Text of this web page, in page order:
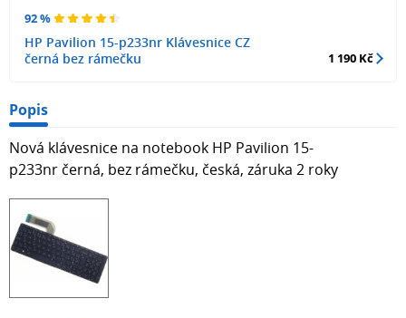
92 %
HP Pavilion 15-p233nr Klávesnice CZ
černá bez rámečku
1 190 Kč
Popis
Nová klávesnice na notebook HP Pavilion 15-
p233nr černá, bez rámečku, česká, záruka 2 roky